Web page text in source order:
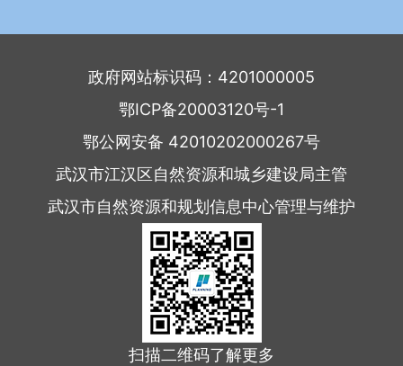
政府网站标识码：4201000005
鄂ICP备20003120号-1
鄂公网安备 42010202000267号
武汉市江汉区自然资源和城乡建设局主管
武汉市自然资源和规划信息中心管理与维护
扫描二维码了解更多